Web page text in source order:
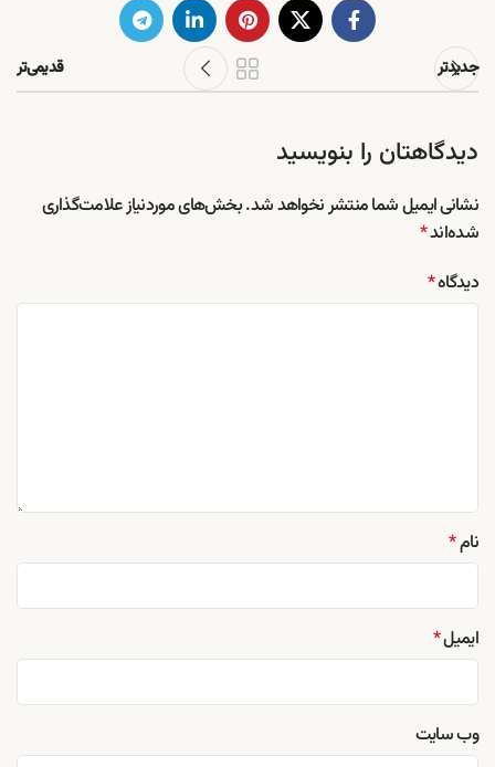
جدیدتر قدیمی‌تر
دیدگاهتان را بنویسید
نشانی ایمیل شما منتشر نخواهد شد.بخش‌های موردنیاز علامت‌گذاری
شده‌اند*
دیدگاه*
نام*
ایمیل*
وب‌ سایت